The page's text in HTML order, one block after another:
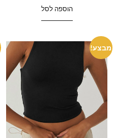
הוספה לסל
מבצע!